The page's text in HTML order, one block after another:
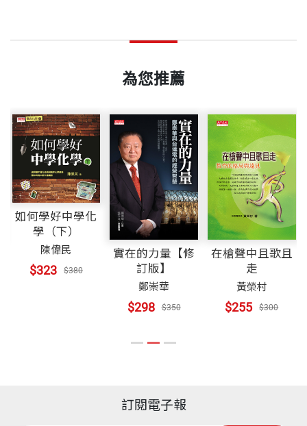
──陳美伶（國發會前主委）
小時候我也是農家子弟，跟著父親一起下田農作，水
良伯在書中所提到「不甘平凡」、「擺脫宿命」等種
種在當時會被認為「叛逆」的瘋狂想法，我卻心有戚
戚焉。很高興天下文化出版這本書，讓水良伯的務農
智慧能與更多人分享。
──郭國榮（喬大地產董事長）
19 八連溪農夫市集──一場正在悄悄進行的農村革
20 千歲米──石門嵩山的老農經濟
21 十年一夢──農村再生計畫
22 番茄──青農返鄉
23 水良伯的一天
後記｜為年輕人留下一條回家的路
附錄｜我的爸爸 陳琦玓
「憨人」，如今這個「憨人」早就成功種出高單價網
我的洋香瓜是很多人想要收到的伴手好禮。
我種瓜成功的經歷被人知道之後，開始有人跟我說：
「水良伯，你走的路就是『藍海策略』啦。」也有人
稱讚我：「水良伯怎麼這麼懂創新，怎麼這麼有行銷
概念？」這些稱讚，都太高估我了，我其實從來都沒
有離開土地，我的心，永遠都放在我田裡的農作物。
我只希望這些用心種出來的作物，可以被識貨的人買
回家，讓他們吃到美味、吃到健康。
很多有在做農的社區聽說我的故事之後，邀我去跟其
感到很滿足、很有成就感。
面對氣候劇烈變遷的環境，往往一個水災、風災襲
就是避免農人看天吃飯，把所有的不歸咎於農民的風
時受傷，我們通過農民職業災害保險；更推動《農民
退休儲金條例》，讓農人以農業為志業，退休後依舊
有保障，如此才能吸引下一代從農，使台灣農業得以
傳承。
結合農人經驗與新技術，開啟農村未來的無限可能
前人的老智慧，是農民在實作上的重要依據，水良伯
利用自己得來不易的老經驗，結合新技術、新思維，
是為什麼台灣農業技術總是在世界的前頭—因為我們
然而，現今的農業發展不只是生產的一級產業，更是
曾獲中華民國農學團體「優秀農業基層人員獎」、農
並入選《遠見》雜誌2015年的百大黃金農夫之一。期
塊土地，進而思考台灣農業的現在與未來。
重量 493
為您推薦
如何學好中學化
學（下）
陳偉民
$323 $380
實在的力量【修
訂版】
鄭崇華
$298 $350
在槍聲中且歌且
走
黃榮村
$255 $300
訂閱電子報